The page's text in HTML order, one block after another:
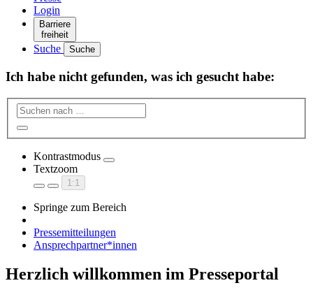
Login
Barriere
freiheit
Suche Suche
Ich habe nicht gefunden, was ich gesucht habe:
Kontrastmodus
Textzoom
1:1
Springe zum Bereich
Pressemitteilungen
Ansprechpartner*innen
Herzlich willkommen im Presseportal